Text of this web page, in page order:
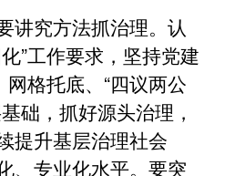
讲究方法抓治理。认
”工作要求，坚持党建
网格托底、“四议两公
础，抓好源头治理，
提升基层治理社会
、专业化水平。要突